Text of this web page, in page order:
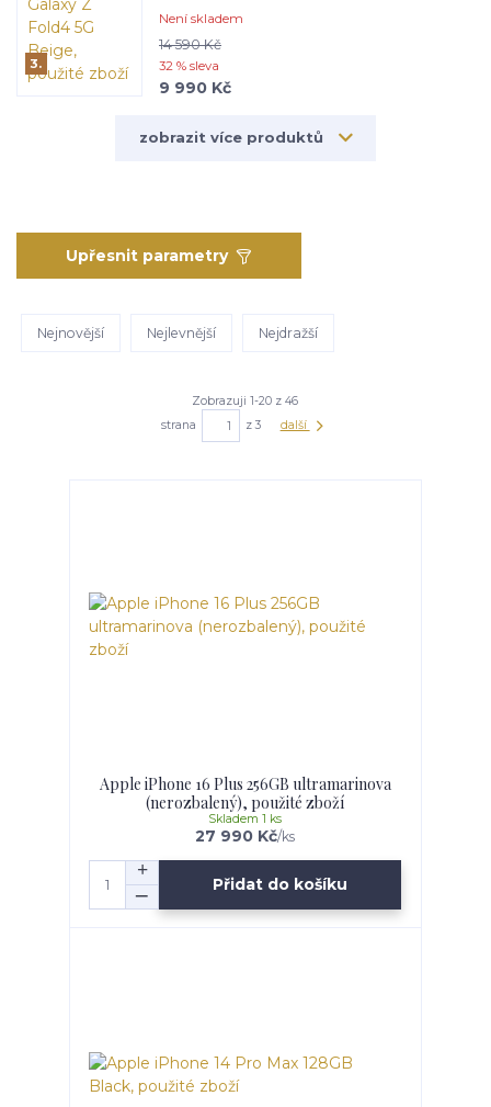
3.
Není skladem
14 590 Kč
32 % sleva
9 990 Kč
zobrazit více produktů
Upřesnit parametry
Nejnovější Nejlevnější Nejdražší
Zobrazuji 1-20 z 46
strana
z 3 další
Apple iPhone 16 Plus 256GB ultramarinova
(nerozbalený), použité zboží
27 990 Kč/ks
Skladem 1 ks
Přidat do košíku